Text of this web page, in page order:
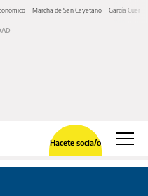
Marcha de San Cayetano García Cuerva
Hacete socia/o